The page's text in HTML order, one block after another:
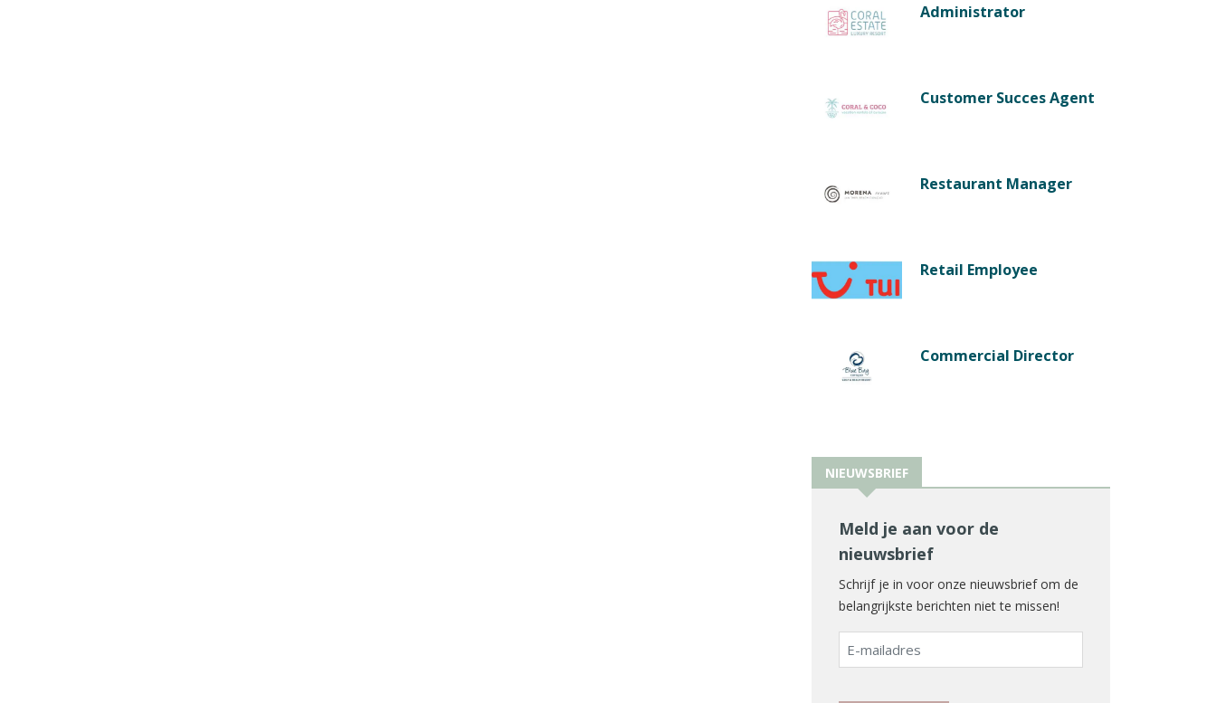
Administrator
Customer Succes Agent
Restaurant Manager
Retail Employee
Commercial Director
NIEUWSBRIEF
Meld je aan voor de
nieuwsbrief
Schrijf je in voor onze nieuwsbrief om de
belangrijkste berichten niet te missen!
E-
mailadres